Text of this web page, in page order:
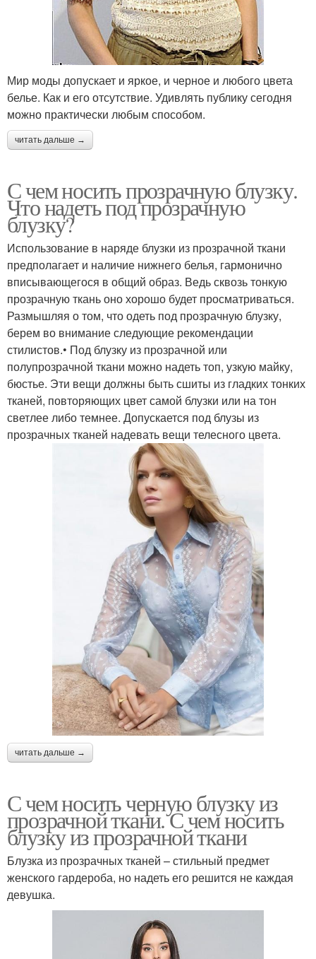
Мир моды допускает и яркое, и черное и любого цвета
белье. Как и его отсутствие. Удивлять публику сегодня
можно практически любым способом.
читать дальше →
С чем носить прозрачную блузку.
Что надеть под прозрачную
блузку?
Использование в наряде блузки из прозрачной ткани
предполагает и наличие нижнего белья, гармонично
вписывающегося в общий образ. Ведь сквозь тонкую
прозрачную ткань оно хорошо будет просматриваться.
Размышляя о том, что одеть под прозрачную блузку,
берем во внимание следующие рекомендации
стилистов.• Под блузку из прозрачной или
полупрозрачной ткани можно надеть топ, узкую майку,
бюстье. Эти вещи должны быть сшиты из гладких тонких
тканей, повторяющих цвет самой блузки или на тон
светлее либо темнее. Допускается под блузы из
прозрачных тканей надевать вещи телесного цвета.
читать дальше →
С чем носить черную блузку из
прозрачной ткани. С чем носить
блузку из прозрачной ткани
Блузка из прозрачных тканей – стильный предмет
женского гардероба, но надеть его решится не каждая
девушка.